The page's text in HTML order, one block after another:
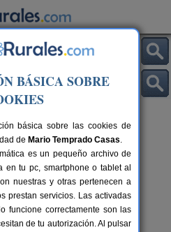
Burgo
BÁSICA SOBRE
básica sobre las cookies de
de Mario Temprado Casas.
es un pequeño archivo de
en tu pc, smartphone o tablet al
nuestras y otras pertenecen a
prestan servicios. Las activadas
funcione correctamente son las
de tu autorización. Al pulsar